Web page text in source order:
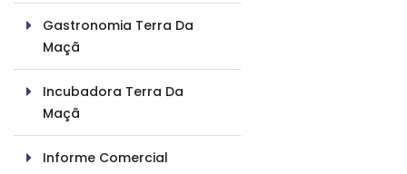
Gastronomia Terra Da
Maçã
Incubadora Terra Da
Maçã
Informe Comercial